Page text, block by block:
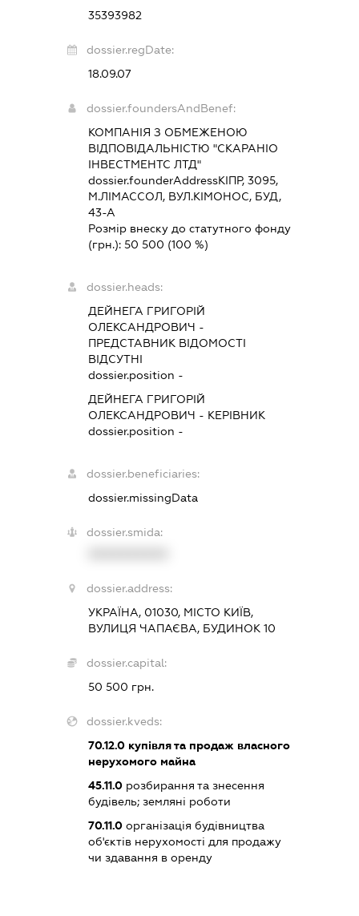
35393982
dossier.regDate:
18.09.07
dossier.foundersAndBenef:
КОМПАНІЯ З ОБМЕЖЕНОЮ
ВІДПОВІДАЛЬНІСТЮ "СКАРАНІО
ІНВЕСТМЕНТС ЛТД"
dossier.founderAddressКІПР, 3095,
М.ЛІМАССОЛ, ВУЛ.КІМОНОС, БУД,
43-А
Розмір внеску до статутного фонду
(грн.):50 500 (100 %)
dossier.heads:
ДЕЙНЕГА ГРИГОРІЙ
ОЛЕКСАНДРОВИЧ -
ПРЕДСТАВНИК ВІДОМОСТІ
ВІДСУТНІ
dossier.position -
ДЕЙНЕГА ГРИГОРІЙ
ОЛЕКСАНДРОВИЧ - КЕРІВНИК
dossier.position -
dossier.beneficiaries:
dossier.missingData
dossier.smida:
dossier.address:
УКРАЇНА, 01030, МІСТО КИЇВ,
ВУЛИЦЯ ЧАПАЄВА, БУДИНОК 10
dossier.capital:
50 500 грн.
dossier.kveds:
70.12.0 купівля та продаж власного
нерухомого майна
45.11.0 розбирання та знесення
будівель; земляні роботи
70.11.0 організація будівництва
об'єктів нерухомості для продажу
чи здавання в оренду